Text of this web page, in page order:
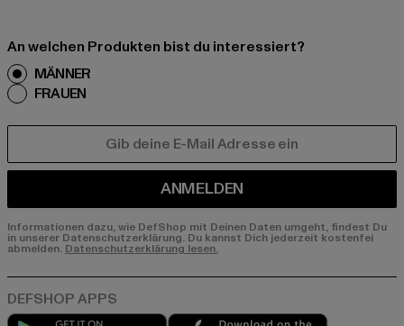
An welchen Produkten bist du interessiert?
MÄNNER
FRAUEN
ANMELDEN
Informationen dazu, wie DefShop mit Deinen Daten umgeht, findest Du
in unserer Datenschutzerklärung. Du kannst Dich jederzeit kostenfei
abmelden. Datenschutzerklärung lesen.